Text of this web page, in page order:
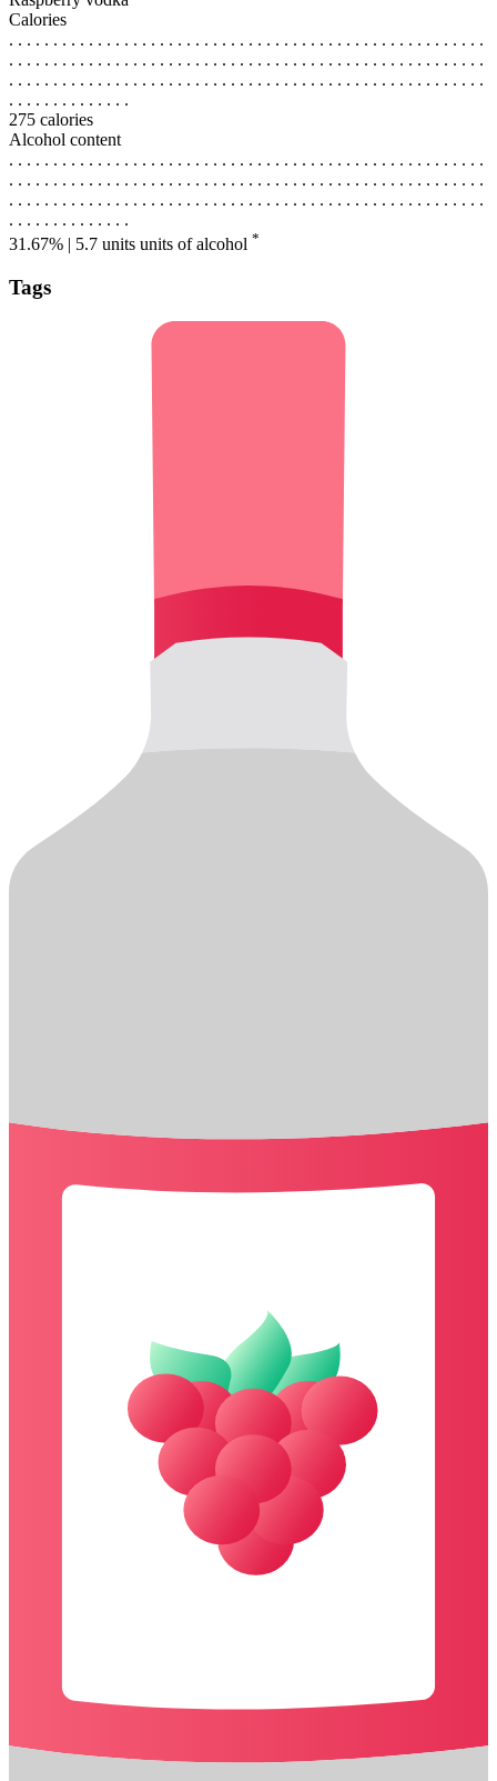
Calories
. . . . . . . . . . . . . . . . . . . . . . . . . . . . . . . . . . . . . . . . . . . . . . . . . . . . . .
. . . . . . . . . . . . . . . . . . . . . . . . . . . . . . . . . . . . . . . . . . . . . . . . . . . . . .
. . . . . . . . . . . . . . . . . . . . . . . . . . . . . . . . . . . . . . . . . . . . . . . . . . . . . .
. . . . . . . . . . . . . .
275 calories
Alcohol content
. . . . . . . . . . . . . . . . . . . . . . . . . . . . . . . . . . . . . . . . . . . . . . . . . . . . . .
. . . . . . . . . . . . . . . . . . . . . . . . . . . . . . . . . . . . . . . . . . . . . . . . . . . . . .
. . . . . . . . . . . . . . . . . . . . . . . . . . . . . . . . . . . . . . . . . . . . . . . . . . . . . .
. . . . . . . . . . . . . .
31.67% | 5.7 units units of alcohol *
Tags